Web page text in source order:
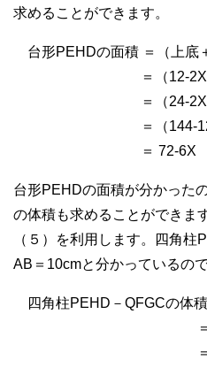
求めることができます。
台形PEHDの面積 ＝（上底
＝（12-2X＋12
＝（24-2X）×
＝（144-12X
＝ 72-6X
台形PEHDの面積が分かった
の体積も求めることができま
（５）を利用します。四角柱
AB＝10cmと分かっているの
四角柱PEHD－QFGCの体
＝（72-6X
＝ 720-